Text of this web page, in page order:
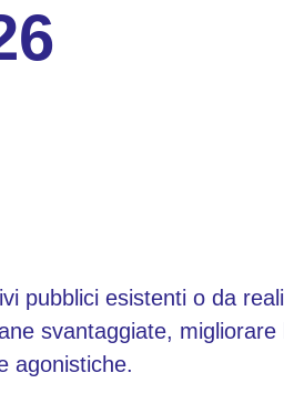
pubblici esistenti o da
svantaggiate,
agonistiche.